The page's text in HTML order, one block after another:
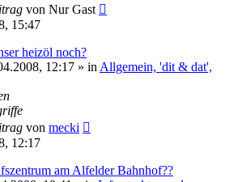
von Nur Gast
15:47
heizöl noch?
12:17 » in Allgemein, 'dit & dat',
von mecki
12:17
am Alfelder Bahnhof??